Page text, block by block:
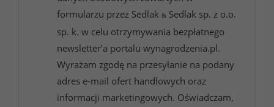
formularzu przez Sedlak & Sedlak sp. z o.o.
sp. k. w celu otrzymywania bezpłatnego
newsletter’a portalu wynagrodzenia.pl.
Wyrażam zgodę na przesyłanie na podany
adres e-mail ofert handlowych oraz
informacji marketingowych. Oświadczam,